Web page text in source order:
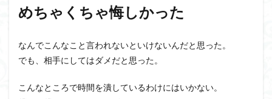
めちゃくちゃ悔しかった
なんでこんなこと言われないといけないんだと思った。
でも、相手にしてはダメだと思った。
こんなところで時間を潰しているわけにはいかない。